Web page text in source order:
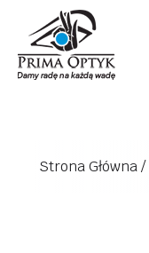
treści
Strona Główna/